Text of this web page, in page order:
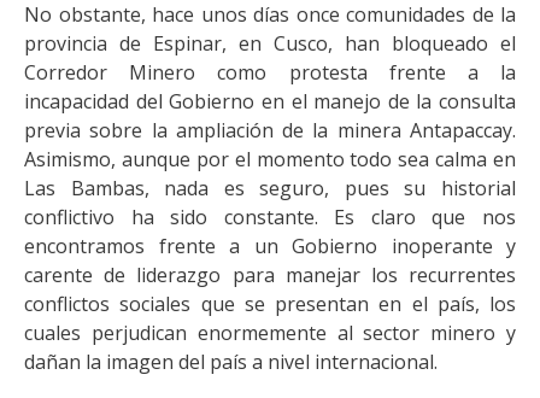
No obstante, hace unos días once comunidades de la
provincia de Espinar, en Cusco, han bloqueado el
Corredor Minero como protesta frente a la
incapacidad del Gobierno en el manejo de la consulta
previa sobre la ampliación de la minera Antapaccay.
Asimismo, aunque por el momento todo sea calma en
Las Bambas, nada es seguro, pues su historial
conflictivo ha sido constante. Es claro que nos
encontramos frente a un Gobierno inoperante y
carente de liderazgo para manejar los recurrentes
conflictos sociales que se presentan en el país, los
cuales perjudican enormemente al sector minero y
dañan la imagen del país a nivel internacional.